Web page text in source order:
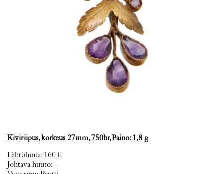
Kiviriipus, korkeus 27mm, 750br, Paino: 1,8 g
Lähtöhinta: 160 €
Johtava huuto:-